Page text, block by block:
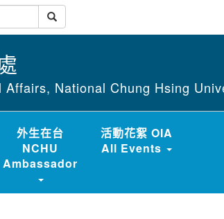
National Chung Hsing
外生在台
NCHU
Ambassador
活動花絮 OIA
All Events